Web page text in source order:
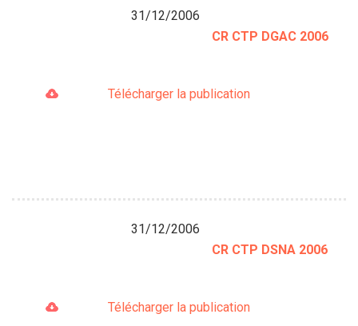
31/12/2006
CR CTP DGAC 2006
Télécharger la publication
31/12/2006
CR CTP DSNA 2006
Télécharger la publication